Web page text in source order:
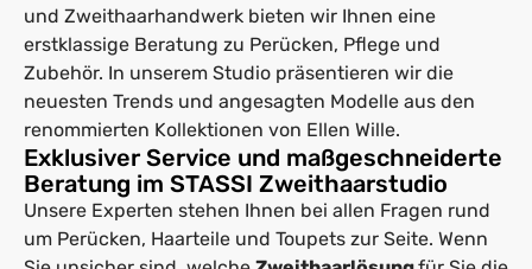
und Zweithaarhandwerk bieten wir Ihnen eine
erstklassige Beratung zu Perücken, Pflege und
Zubehör. In unserem Studio präsentieren wir die
neuesten Trends und angesagten Modelle aus den
renommierten Kollektionen von Ellen Wille.
Exklusiver Service und maßgeschneiderte
Beratung im STASSI Zweithaarstudio
Unsere Experten stehen Ihnen bei allen Fragen rund
um Perücken, Haarteile und Toupets zur Seite. Wenn